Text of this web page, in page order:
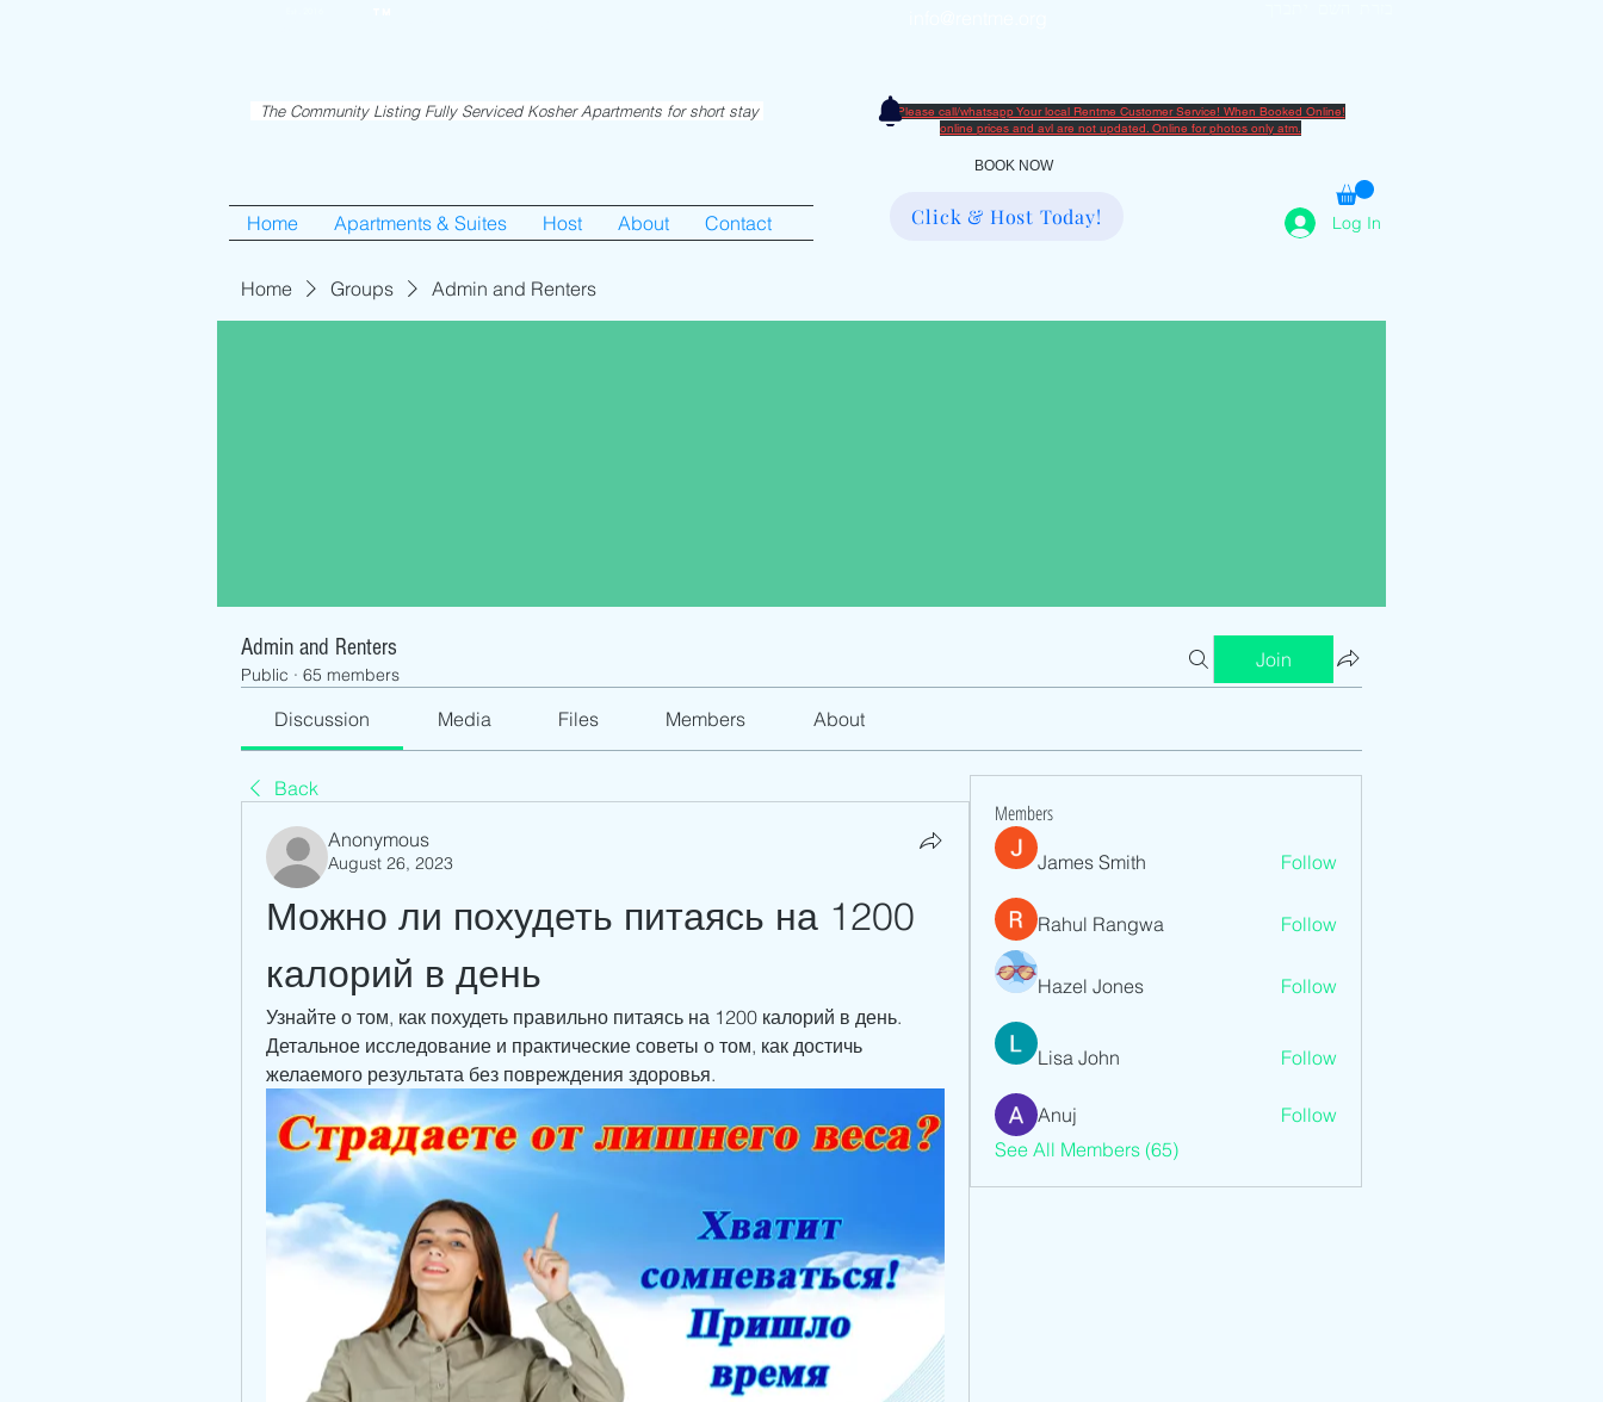
Please call/whatsapp Your local Rentme Customer Service! When Booked Online!
​online prices and avl are not updated. Online for photos only atm.
The Community Listing Fully Serviced Kosher Apartments for short stay
Home Apartments & Suites Host About Contact
BOOK NOW
Click & Host Today! Log In
Home Groups Admin and Renters
Admin and Renters
Public · 65 members
Join
Discussion Media Files Members About
Back
Anonymous
August 26, 2023
Можно ли похудеть питаясь на 1200
калорий в день
Узнайте о том, как похудеть правильно питаясь на 1200 калорий в день.
Детальное исследование и практические советы о том, как достичь
желаемого результата без повреждения здоровья.
Members
James Smith Follow
Rahul Rangwa Follow
Hazel Jones Follow
Lisa John Follow
Anuj
Follow
See All Members (65)